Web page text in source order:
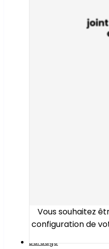
Vous souhaitez
configuration de
Bardage